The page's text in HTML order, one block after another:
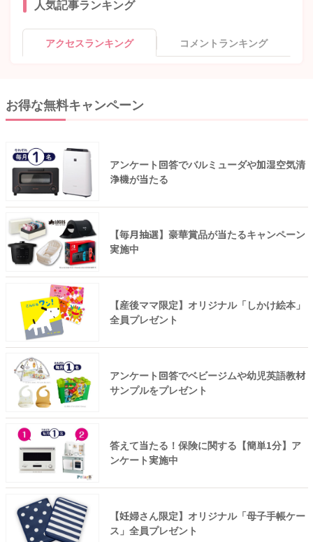
人気記事ランキング
アクセスランキング コメントランキング
お得な無料キャンペーン
アンケート回答でバルミューダや加湿空気清
浄機が当たる
【毎月抽選】豪華賞品が当たるキャンペーン
実施中
【産後ママ限定】オリジナル「しかけ絵本」
全員プレゼント
アンケート回答でベビージムや幼児英語教材
サンプルをプレゼント
答えて当たる！保険に関する【簡単1分】ア
ンケート実施中
【妊婦さん限定】オリジナル「母子手帳ケー
ス」全員プレゼント